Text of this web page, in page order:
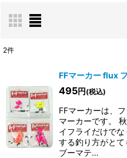
並び順:
絞
2件
FFマーカー flux
495円 (税込)
FFマーカーは、
マーカーです。
イフライだけで
する釣り方がと
ブーマテ…